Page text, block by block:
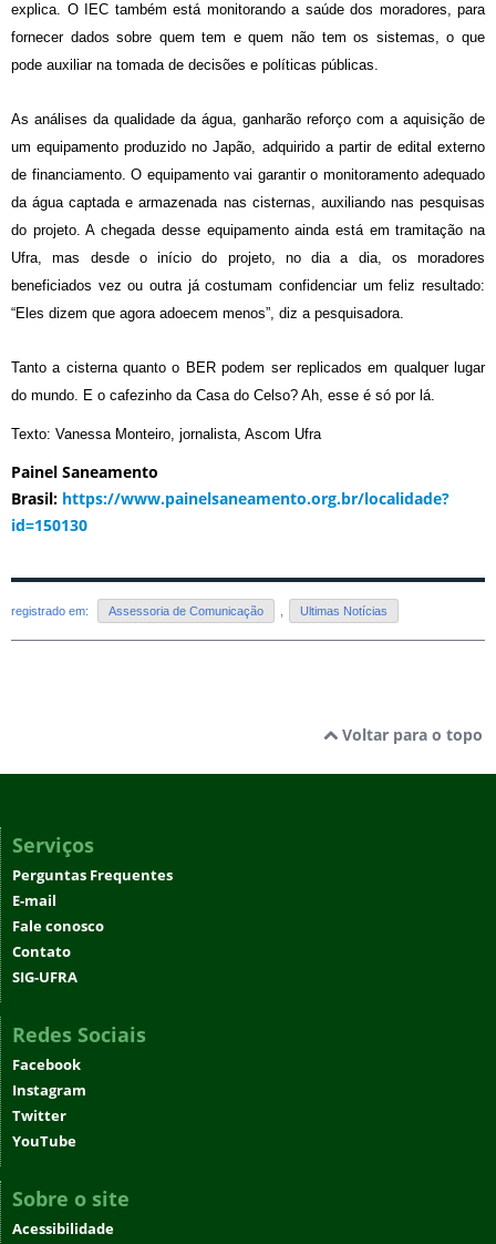
explica. O IEC também está monitorando a saúde dos moradores, para
fornecer dados sobre quem tem e quem não tem os sistemas, o que
pode auxiliar na tomada de decisões e políticas públicas.
As análises da qualidade da água, ganharão reforço com a aquisição de
um equipamento produzido no Japão, adquirido a partir de edital externo
de financiamento. O equipamento vai garantir o monitoramento adequado
da água captada e armazenada nas cisternas, auxiliando nas pesquisas
do projeto. A chegada desse equipamento ainda está em tramitação na
Ufra, mas desde o início do projeto, no dia a dia, os moradores
beneficiados vez ou outra já costumam confidenciar um feliz resultado:
“Eles dizem que agora adoecem menos”, diz a pesquisadora.
Tanto a cisterna quanto o BER podem ser replicados em qualquer lugar
do mundo. E o cafezinho da Casa do Celso? Ah, esse é só por lá.
Texto: Vanessa Monteiro, jornalista, Ascom Ufra
Painel Saneamento
Brasil: https://www.painelsaneamento.org.br/localidade?
id=150130
registrado em: Assessoria de Comunicação Ultimas Notícias
Voltar para o topo
Serviços
Perguntas Frequentes
E-mail
Fale conosco
Contato
SIG-UFRA
Redes Sociais
Facebook
Instagram
Twitter
YouTube
Sobre o site
Acessibilidade